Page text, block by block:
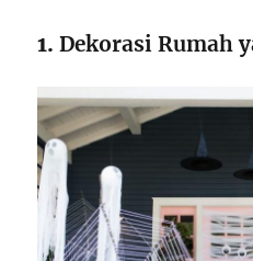
1.Dekorasi Rumah